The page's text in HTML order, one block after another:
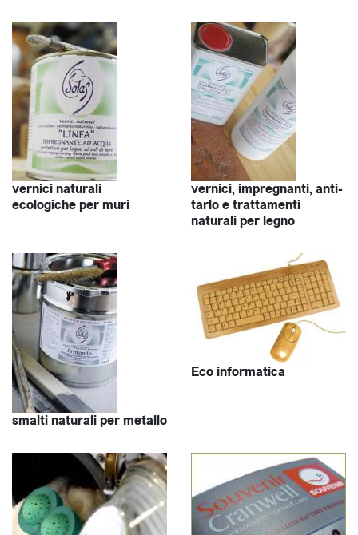
vernici naturali
ecologiche per muri
vernici, impregnanti, anti-
tarlo e trattamenti
naturali per legno
smalti naturali per metallo
Eco informatica